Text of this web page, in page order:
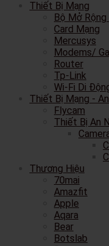
Thiết Bị Mạng
Bộ Mở Rộng
Card Mạng
Mercusys
Modems/
Router
Tp-Link
Wi-Fi Di
Thiết Bị Mạng -
Flycam
Thiết Bị An
Thương Hiệu
70mai
Amazfit
Apple
Aqara
Bear
Botslab